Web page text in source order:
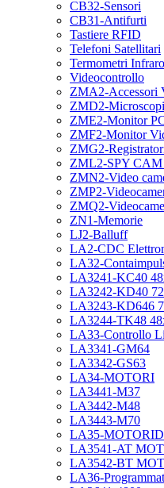
CB32-Sensori
CB31-Antifurti
Tastiere RFID
Telefoni Satellitari
Termometri
Videocontrollo
ZMA2-Accessori
ZMD2-Microscopi
ZME2-Monitor
ZMF2-Monitor
ZMG2-
ZML2-SPY
ZMN2-Video
ZMP2-
ZMQ2-
ZN1-Memorie
LJ2-Balluff
LA2-CDC
LA32-
LA3241-KC40
LA3242-KD40
LA3243-KD646
LA3244-TK48
LA33-Controllo
LA3341-GM64
LA3342-GS63
LA34-MOTORI
LA3441-M37
LA3442-M48
LA3443-M70
LA35-
LA3541-AT
LA3542-BT
LA36-